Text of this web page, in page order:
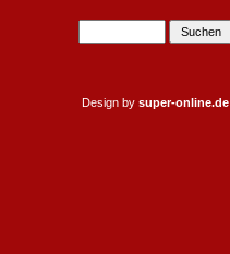
Design by super-online.de